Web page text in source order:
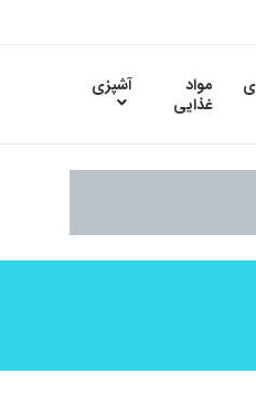
مواد
غذایی
آشپزی